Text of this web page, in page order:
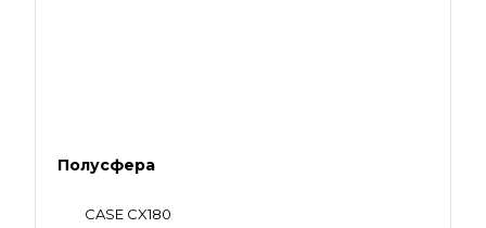
Полусфера
CASE CX180